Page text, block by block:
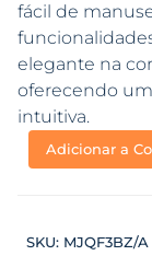
fácil de
elegante na
oferecendo
intuitiva.
Adicionar a
SKU: MJQF3BZ/A